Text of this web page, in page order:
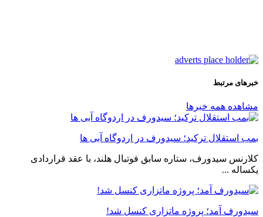
خبرهای مرتبط
مشاهده همه خبرها
بمب استقلال ترکید؛ سیدورف در اردوگاه آبی ها
کلارنس سیدورف، ستاره سابق فوتبال هلند، با عقد قراردادی
یکساله ...
سیدورف آمد؛ پروژه ماتزاری کنسل شد!